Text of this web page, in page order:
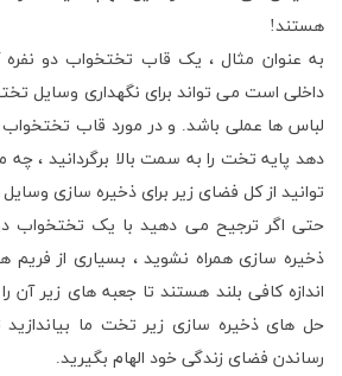
هستند!
به عنوان مثال ، یک قاب تختخواب دو نفره
داخلی است می تواند برای نگهداری وسایل
لباس ها عملی باشد. و در مورد قاب
دهد پایه تخت را به سمت بالا برگردانید ، چه
توانید از کل فضای زیر برای ذخیره سازی
حتی اگر ترجیح می دهید با یک تختخواب
ذخیره سازی همراه نشوید ، بسیاری از
اندازه کافی بلند هستند تا جعبه های زیر آن
حل های ذخیره سازی زیر تخت ما بیاندازید
رساندن فضای زندگی خود الهام بگیرید.